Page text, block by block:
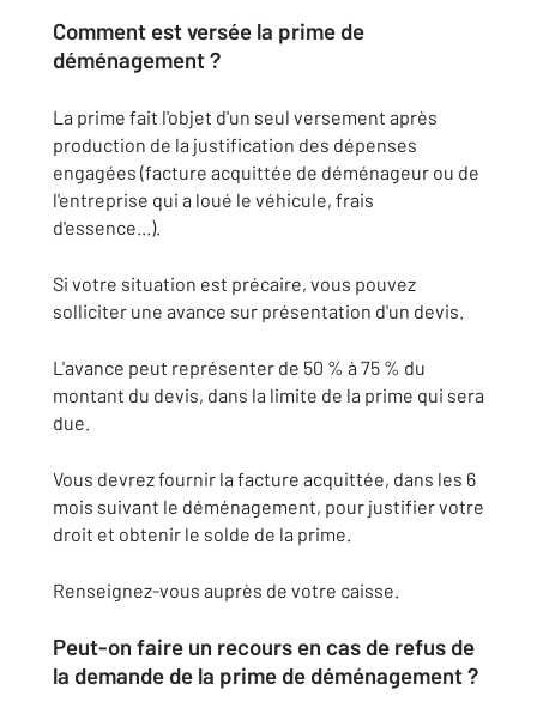
Comment est versée la prime de
déménagement ?
La prime fait l'objet d'un seul versement après
production de la justification des dépenses
engagées (facture acquittée de déménageur ou de
l'entreprise qui a loué le véhicule, frais
d'essence...).
Si votre situation est précaire, vous pouvez
solliciter une avance sur présentation d'un devis.
L'avance peut représenter de 50 % à 75 % du
montant du devis, dans la limite de la prime qui sera
due.
Vous devrez fournir la facture acquittée, dans les 6
mois suivant le déménagement, pour justifier votre
droit et obtenir le solde de la prime.
Renseignez-vous auprès de votre caisse.
Peut-on faire un recours en cas de refus de
la demande de la prime de déménagement ?